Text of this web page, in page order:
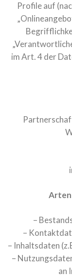
Profile auf
im Art. 4 der
–
–
– Inhaltsdaten
–
an